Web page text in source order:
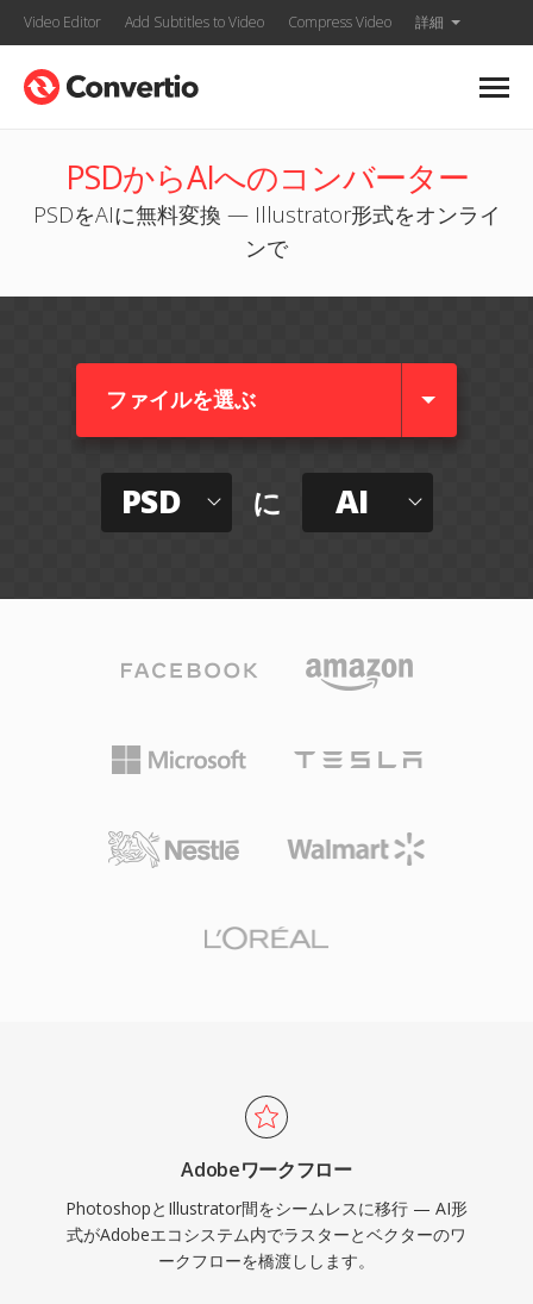
Video Editor Add Subtitles to Video Compress Video 詳細
PSDからAIへのコンバーター
PSDをAIに無料変換 — Illustrator形式をオンライ
ンで
ファイルを選ぶ
PSD に AI
Adobeワークフロー
PhotoshopとIllustrator間をシームレスに移行 — AI形
式がAdobeエコシステム内でラスターとベクターのワ
ークフローを橋渡しします。